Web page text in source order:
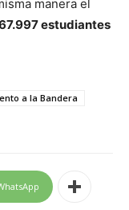
manera el
estudiantes
a la Bandera